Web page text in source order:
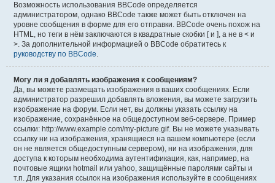
Возможность использования BBCode определяется
администратором, однако BBCode также может быть отключен на
уровне сообщения в форме для его отправки. BBCode очень похож на
HTML, но теги в нём заключаются в квадратные скобки [ и ], а не в < и
>. За дополнительной информацией о BBCode обратитесь к
руководству по BBCode.
Могу ли я добавлять изображения к сообщениям?
Да, вы можете размещать изображения в ваших сообщениях. Если
администратор разрешил добавлять вложения, вы можете загрузить
изображение на форум. Если нет, вы должны указать ссылку на
изображение, сохранённое на общедоступном веб-сервере. Пример
ссылки: http://www.example.com/my-picture.gif. Вы не можете указывать
ссылку ни на изображения, хранящиеся на вашем компьютере (если
он не является общедоступным сервером), ни на изображения, для
доступа к которым необходима аутентификация, как, например, на
почтовые ящики hotmail или yahoo, защищённые паролями сайты и
т.п. Для указания ссылок на изображения используйте в сообщениях